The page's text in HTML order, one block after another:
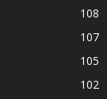
108
107
105
102